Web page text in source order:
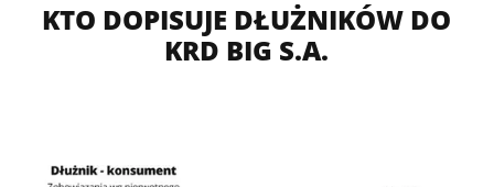
KTO DOPISUJE DŁUŻNIKÓW DO
KRD BIG S.A.